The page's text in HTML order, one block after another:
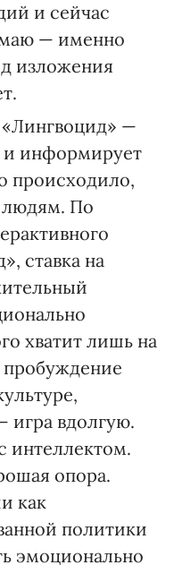
и сейчас
— именно
изложения
«Лингвоцид» —
и информирует
происходило,
людям. По
ставка на
хватит лишь на
пробуждение
игра вдолгую.
интеллектом.
опора.
как
политики
эмоционально